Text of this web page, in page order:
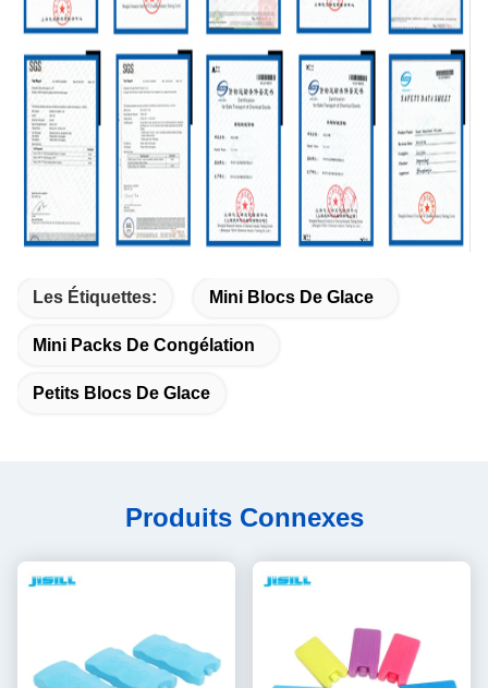
Les Étiquettes: Mini Blocs De Glace
Mini Packs De Congélation
Petits Blocs De Glace
Produits Connexes